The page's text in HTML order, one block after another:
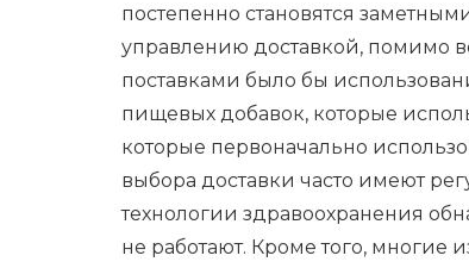
постепенно становятся
управлению доставкой, помимо
поставками было бы
пищевых добавок, которые
которые первоначально
выбора доставки часто имеют
технологии здравоохранения
не работают. Кроме того, многие